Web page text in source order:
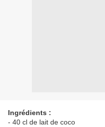
Ingrédients :
- 40 cl de lait de coco